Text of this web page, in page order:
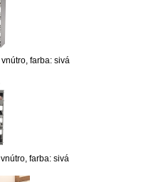
farba: sivá
farba: sivá